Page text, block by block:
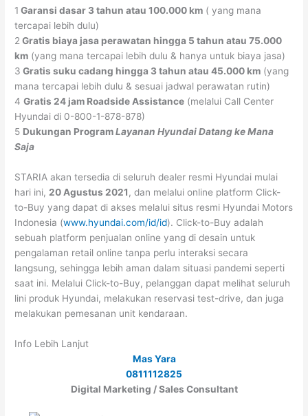
1 Garansi dasar 3 tahun atau 100.000 km ( yang mana
tercapai lebih dulu)
2Gratis biaya jasa perawatan hingga 5 tahun atau 75.000
km (yang mana tercapai lebih dulu & hanya untuk biaya jasa)
3 Gratis suku cadang hingga 3 tahun atau 45.000 km (yang
mana tercapai lebih dulu & sesuai jadwal perawatan rutin)
4Gratis 24 jam Roadside Assistance (melalui Call Center
Hyundai di 0-800-1-878-878)
5 Dukungan ProgramLayanan Hyundai Datang ke Mana
Saja
STARIA akan tersedia di seluruh dealer resmi Hyundai mulai
hari ini,20 Agustus 2021, dan melalui online platform Click-
to-Buy yang dapat di akses melalui situs resmi Hyundai Motors
Indonesia (www.hyundai.com/id/id). Click-to-Buy adalah
sebuah platform penjualan online yang di desain untuk
pengalaman retail online tanpa perlu interaksi secara
langsung, sehingga lebih aman dalam situasi pandemi seperti
saat ini. Melalui Click-to-Buy, pelanggan dapat melihat seluruh
lini produk Hyundai, melakukan reservasi test-drive, dan juga
melakukan pemesanan unit kendaraan.
Info Lebih Lanjut
Mas Yara
0811112825
Digital Marketing / Sales Consultant